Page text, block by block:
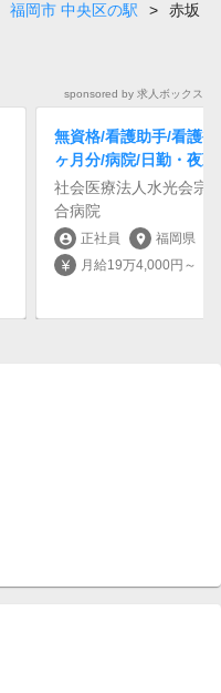
福岡市 中央区の駅 >
赤坂
sponsored by 求人ボックス
無資格/看護助手/看護
ヶ月分/病院/日勤・夜勤
社会医療法人水光会宗
合病院
account_circle 正社員 location_on 福岡県
currency_yen 月給19万4,000円～